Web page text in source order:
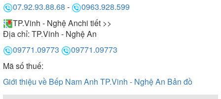
07.92.93.88.68 -
0963.928.599
TP.Vinh - Nghệ Anchi tiết >>
Địa chỉ: TP.Vinh - Nghệ An
09771.09773
09771.09773
Mã số thuế:
Giới thiệu về Bếp Nam Anh TP.Vinh - Nghệ An Bản đồ